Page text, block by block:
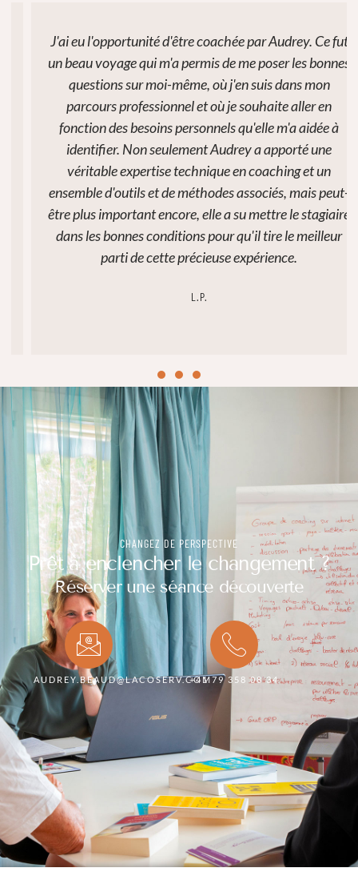
J'ai eu l'opportunité d'être coachée par Audrey. Ce fut
un beau voyage qui m'a permis de me poser les bonnes
questions sur moi-même, où j'en suis dans mon
parcours professionnel et où je souhaite aller en
fonction des besoins personnels qu'elle m'a aidée à
identifier. Non seulement Audrey a apporté une
véritable expertise technique en coaching et un
ensemble d'outils et de méthodes associés, mais peut-
être plus important encore, elle a su mettre le stagiaire
dans les bonnes conditions pour qu'il tire le meilleur
parti de cette précieuse expérience.
CHANGEZ DE PERSPECTIVE
Prêt à enclencher le changement ?
Réserver une séance découverte
AUDREY.BEAUD@LACOSERV.COM+41 79 358 08 34